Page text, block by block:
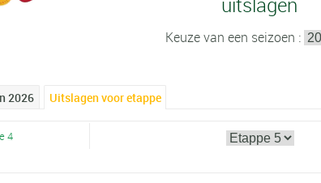
Keuze van een seizoen :
2026 Uitslagen voor etappe
4